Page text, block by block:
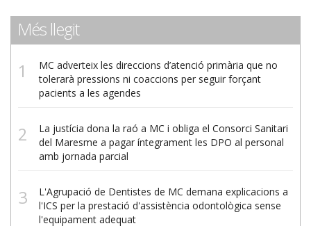
Més llegit
MC adverteix les direccions d’atenció primària que no
tolerarà pressions ni coaccions per seguir forçant
pacients a les agendes
La justícia dona la raó a MC i obliga el Consorci Sanitari
del Maresme a pagar íntegrament les DPO al personal
amb jornada parcial
L'Agrupació de Dentistes de MC demana explicacions a
l'ICS per la prestació d'assistència odontològica sense
l'equipament adequat